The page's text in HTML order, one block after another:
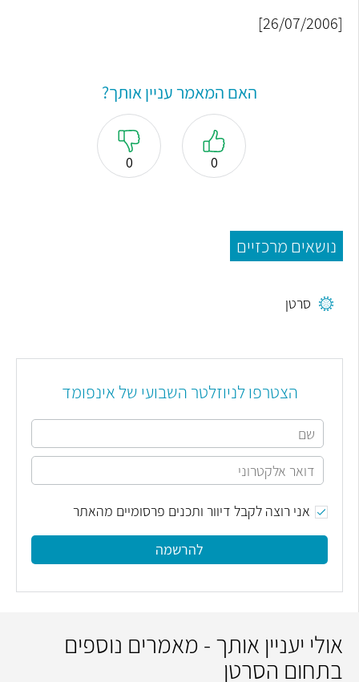
[26/07/2006]
האם המאמר עניין אותך?
0
0
נושאים מרכזיים
סרטן
הצטרפו לניוזלטר השבועי של אינפומד
אני רוצה לקבל דיוור ותכנים פרסומיים מהאתר
להרשמה
אולי יעניין אותך - מאמרים נוספים
בתחום הסרטן